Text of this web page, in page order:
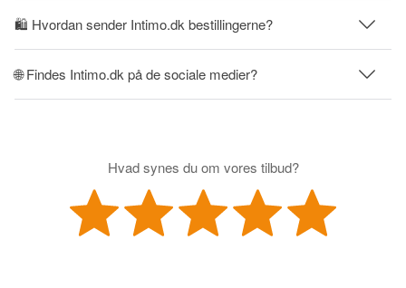
🛍 Hvordan sender Intimo.dk bestillingerne?
🌐 Findes Intimo.dk på de sociale medier?
Hvad synes du om vores tilbud?